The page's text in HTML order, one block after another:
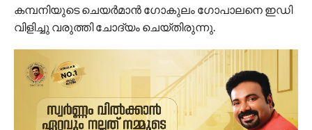
കമ്പനിയുടെ ചെയര്‍മാന്‍ ഗോകുലം ഗോപാലനെ ഇഡി
വിളിച്ചു വരുത്തി ചോദ്യം ചെയ്തിരുന്നു.